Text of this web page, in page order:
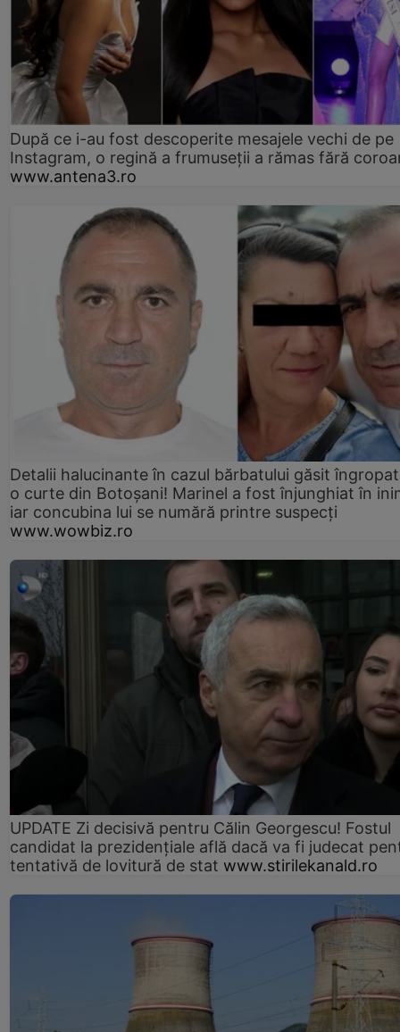
După ce i-au fost descoperite mesajele vechi de pe
Instagram, o regină a frumuseții a rămas fără
www.antena3.ro
Detalii halucinante în cazul bărbatului găsit
o curte din Botoșani! Marinel a fost înjunghiat în
iar concubina lui se numără printre suspecți
www.wowbiz.ro
UPDATE Zi decisivă pentru Călin Georgescu! Fostul
candidat la prezidențiale află dacă va fi judecat
tentativă de lovitură de stat www.stirilekanald.ro